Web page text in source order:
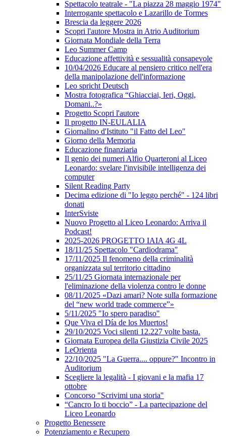
Spettacolo teatrale - "La piazza 28 maggio 1974"
Interrogante spettacolo e Lazarillo de Tormes
Brescia da leggere 2026
Scopri l'autore Mostra in Atrio Auditorium
Giornata Mondiale della Terra
Leo Summer Camp
Educazione affettività e sessualità consapevole
10/04/2026 Educare al pensiero critico nell'era
della manipolazione dell'informazione
Leo spricht Deutsch
Mostra fotografica “Ghiacciai, Ieri, Oggi,
Domani..?»
Progetto Scopri l'autore
Il progetto IN-EULALIA
Giornalino d'Istituto "il Fatto del Leo"
Giorno della Memoria
Educazione finanziaria
Il genio dei numeri Alfio Quarteroni al Liceo
Leonardo: svelare l'invisibile intelligenza dei
computer
Silent Reading Party
Decima edizione di "Io leggo perché" - 124 libri
donati
InterSviste
Nuovo Progetto al Liceo Leonardo: Arriva il
Podcast!
2025-2026 PROGETTO IAIA 4G 4L
18/11/25 Spettacolo "Cardiodrama"
17/11/2025 Il fenomeno della criminalità
organizzata sul territorio cittadino
25/11/25 Giornata internazionale per
l'eliminazione della violenza contro le donne
08/11/2025 «Dazi amari? Note sulla formazione
del “new world trade commerce”»
5/11/2025 "Io spero paradiso"
Que Viva el Día de los Muertos!
29/10/2025 Voci silenti 12.227 volte basta.
Giornata Europea della Giustizia Civile 2025
LeOrienta
22/10/2025 "La Guerra.... oppure?" Incontro in
Auditorium
Scegliere la legalità - I giovani e la mafia 17
ottobre
Concorso "Scrivimi una storia"
“Cancro Io ti boccio” - La partecipazione del
Liceo Leonardo
Progetto Benessere
Potenziamento e Recupero